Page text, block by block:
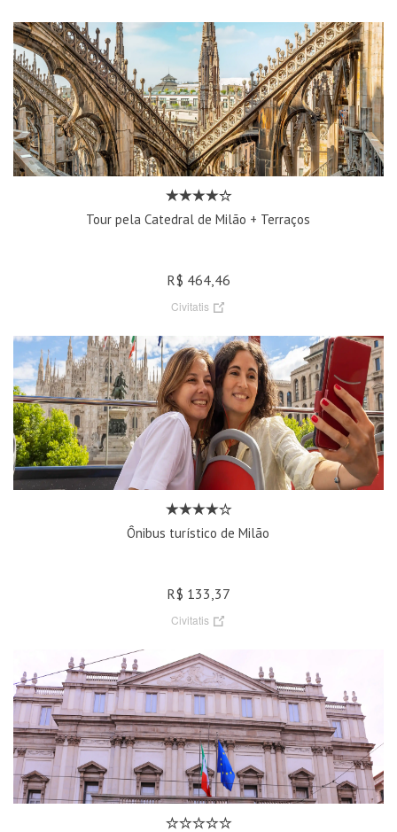
Tour pela Catedral de Milão + Terraços
R$ 464,46
Civitatis
Ônibus turístico de Milão
R$ 133,37
Civitatis